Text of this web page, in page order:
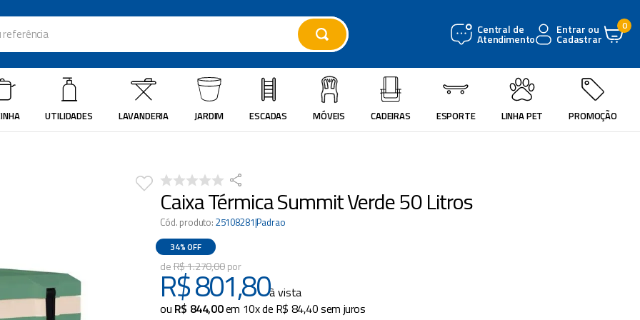
Central de
Atendimento
Entrar ou
Cadastrar
0
UTILIDADES LAVANDERIA JARDIM ESCADAS MÓVEIS CADEIRAS ESPORTE LINHA PET PROMOÇÃO
Caixa Térmica Summit Verde 50 Litros
Cód. produto: 25108281|Padrao
34%OFF
R$1.270,00
R$801,80à vista
ou R$ 844,00em 10x de R$ 84,40sem juros